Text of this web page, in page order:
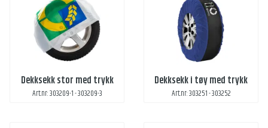
Dekksekk stor med trykk
Art.nr: 303209-1 - 303209-3
Dekksekk i tøy med trykk
Art.nr: 303251 - 303252